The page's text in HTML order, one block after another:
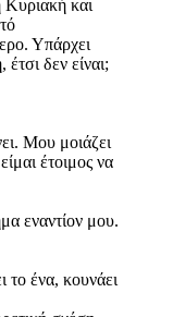
και
Υπάρχει
δεν είναι;
Μου μοιάζει
έτοιμος να
εναντίον μου.
το ένα, κουνάει